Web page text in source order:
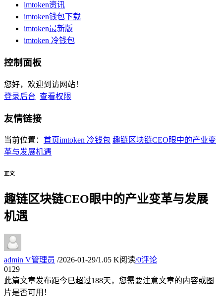
imtoken资讯
imtoken钱包下载
imtoken最新版
imtoken 冷钱包
控制面板
您好，欢迎到访网站！
登录后台 查看权限
友情链接
当前位置： 首页imtoken 冷钱包 趣链区块链CEO眼中的产业变
革与发展机遇
正文
趣链区块链CEO眼中的产业变革与发展
机遇
admin V管理员 /2026-01-29/1.05 K阅读/0评论
01 29
此篇文章发布距今已超过188天，您需要注意文章的内容或图
片是否可用！